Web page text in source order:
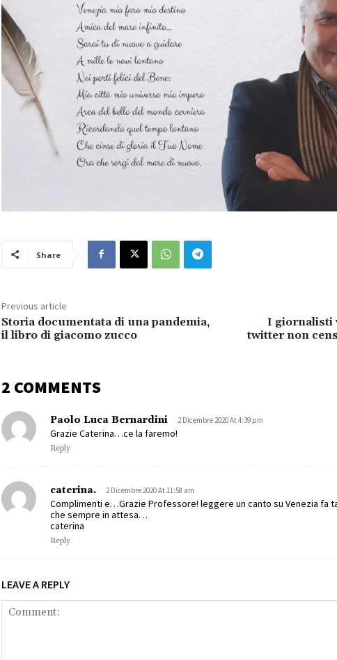
Share
Previous article
Storia documentata di una pandemia,
il libro di giacomo zucco
I giornalisti
twitter non
2 COMMENTS
Paolo Luca Bernardini 2 Dicembre 2020 At 4:39 pm
Grazie Caterina…ce la faremo!
Reply
caterina. 2 Dicembre 2020 At 11:58 am
Complimenti e…Grazie Professore! leggere un canto su Venezia fa
che sempre in attesa…
caterina
Reply
LEAVE A REPLY